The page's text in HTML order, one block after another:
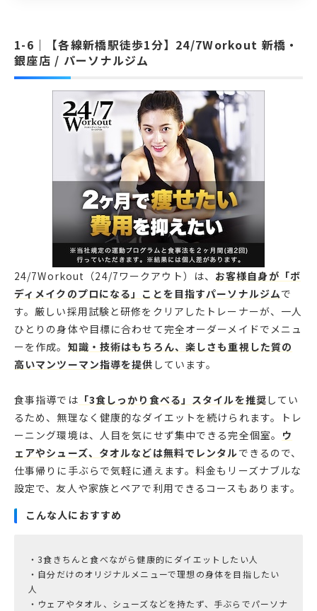
【各線新橋駅徒歩1分】24/7Workout 新橋・
銀座店 / パーソナルジム
24/7Workout（24/7ワークアウト）は、 お客様自身が「ボ
ディメイクのプロになる」ことを目指すパーソナルジムで
す。厳しい採用試験と研修をクリアしたトレーナーが、一人
ひとりの身体や目標に合わせて完全オーダーメイドでメニュ
ーを作成。 知識・技術はもちろん、楽しさも重視した質の
高いマンツーマン指導を提供 しています。
食事指導では 「3食しっかり食べる」スタイルを推奨 してい
るため、無理なく健康的なダイエットを続けられます。トレ
ーニング環境は、人目を気にせず集中できる完全個室。 ウ
ェアやシューズ、タオルなどは無料でレンタルできるので、
仕事帰りに手ぶらで気軽に通えます。料金もリーズナブルな
設定で、友人や家族とペアで利用できるコースもあります。
こんな人におすすめ
・3食きちんと食べながら健康的にダイエットしたい人
・自分だけのオリジナルメニューで理想の身体を目指したい
人
・ウェアやタオル、シューズなどを持たず、手ぶらでパーソナ